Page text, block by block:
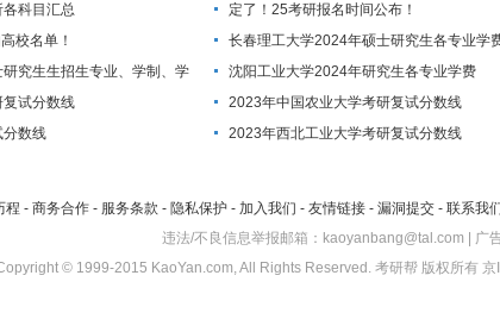
科目汇总
定了！25考研报名时间公布！
校名单！
长春理工大学2024年硕士研究生各专业学
究生生招生专业、学制、学
沈阳工业大学2024年研究生各专业学费
试分数线
2023年中国农业大学考研复试分数线
分数线
2023年西北工业大学考研复试分数线
程 - 商务合作 - 服务条款 - 隐私保护 - 加入我们 - 友情链接 - 漏洞提交 - 联系我
违法/不良信息举报邮箱：kaoyanbang@tal.com | 广
© 1999-2015 KaoYan.com, All Rights Reserved. 考研帮 版权所有 京